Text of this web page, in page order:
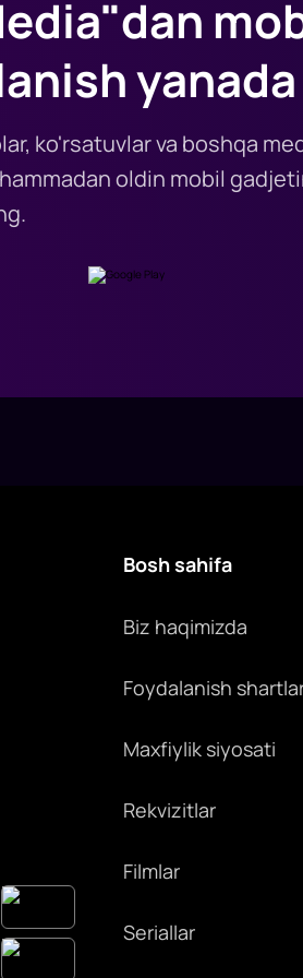
ko'rsatuvlar va boshqa
oldin mobil
Bosh sahifa
Biz haqimizda
Foydalanish
Maxfiylik siyosati
Rekvizitlar
Filmlar
Seriallar